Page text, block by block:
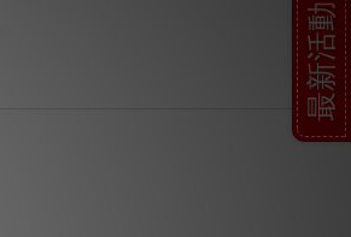
最新活動